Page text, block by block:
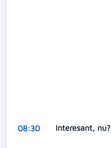
08:30 Interesant, nu?